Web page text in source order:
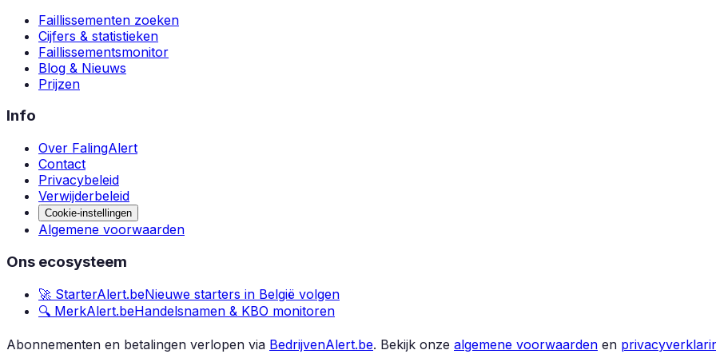
Faillissementen zoeken
Cijfers & statistieken
Faillissementsmonitor
Blog & Nieuws
Prijzen
Info
Over FalingAlert
Contact
Privacybeleid
Verwijderbeleid
Cookie-instellingen
Algemene voorwaarden
Ons ecosysteem
🚀 StarterAlert.beNieuwe starters in België volgen
🔍 MerkAlert.beHandelsnamen & KBO monitoren
Abonnementen en betalingen verlopen via BedrijvenAlert.be. Bekijk onze algemene voorwaarden en